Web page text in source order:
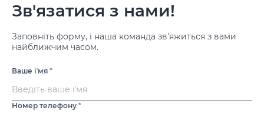
Зв'язатися з нами!
Заповніть форму, і наша команда зв'яжиться з вами
найближчим часом.
Ваше іʼмя *
Номер телефону *